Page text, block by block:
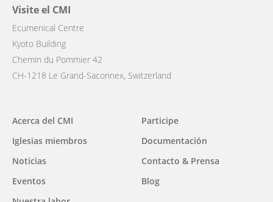
Visite el CMI
Ecumenical Centre
Kyoto Building
Chemin du Pommier 42
CH-1218 Le Grand-Saconnex, Switzerland
Main
navigation
Acerca del CMI
Iglesias miembros
Noticias
Eventos
Participe
Documentación
Contacto & Prensa
Blog